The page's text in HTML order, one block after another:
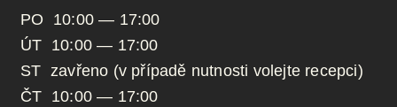
PO 10:00 — 17:00
ÚT 10:00 — 17:00
ST zavřeno (v případě nutnosti volejte recepci)
ČT 10:00 — 17:00